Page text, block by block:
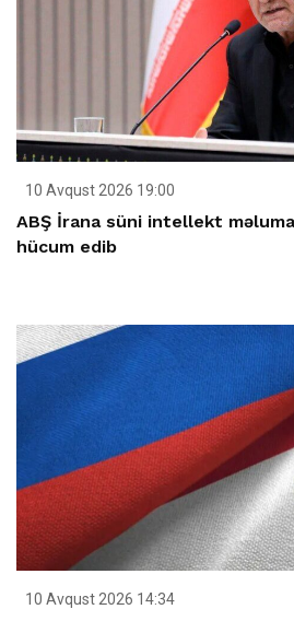
10 Avqust 2026 19:00
ABŞ İrana süni intellekt
hücum edib
10 Avqust 2026 14:34